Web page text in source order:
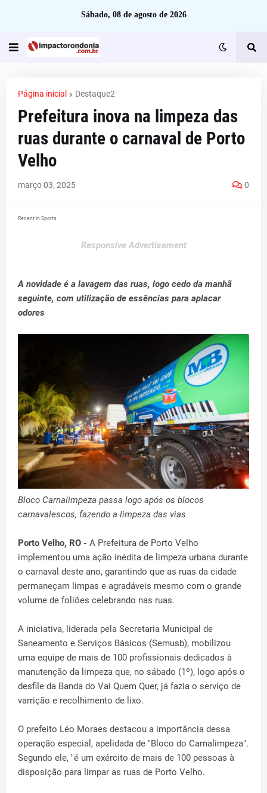
Sábado, 08 de agosto de 2026
Página inicial Destaque2
Prefeitura inova na limpeza das
ruas durante o carnaval de Porto
Velho
março 03, 2025 0
Recent in Sports
Responsive Advertisement
A novidade é a lavagem das ruas, logo cedo da manhã
seguinte, com utilização de essências para aplacar
odores
Bloco Carnalimpeza passa logo após os blocos
carnavalescos, fazendo a limpeza das vias
Porto Velho, RO - A Prefeitura de Porto Velho
implementou uma ação inédita de limpeza urbana durante
o carnaval deste ano, garantindo que as ruas da cidade
permaneçam limpas e agradáveis mesmo com o grande
volume de foliões celebrando nas ruas.
A iniciativa, liderada pela Secretaria Municipal de
Saneamento e Serviços Básicos (Semusb), mobilizou
uma equipe de mais de 100 profissionais dedicados à
manutenção da limpeza que, no sábado (1º), logo após o
desfile da Banda do Vai Quem Quer, já fazia o serviço de
varrição e recolhimento de lixo.
O prefeito Léo Moraes destacou a importância dessa
operação especial, apelidada de "Bloco do Carnalimpeza".
Segundo ele, "é um exército de mais de 100 pessoas à
disposição para limpar as ruas de Porto Velho.